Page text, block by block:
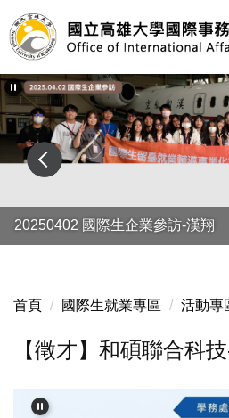
跳
到
主
要
內
容
區
20250402 國際生企業參訪-漢翔
首頁 國際生就業專區 活動專
【徵才】和碩聯合科